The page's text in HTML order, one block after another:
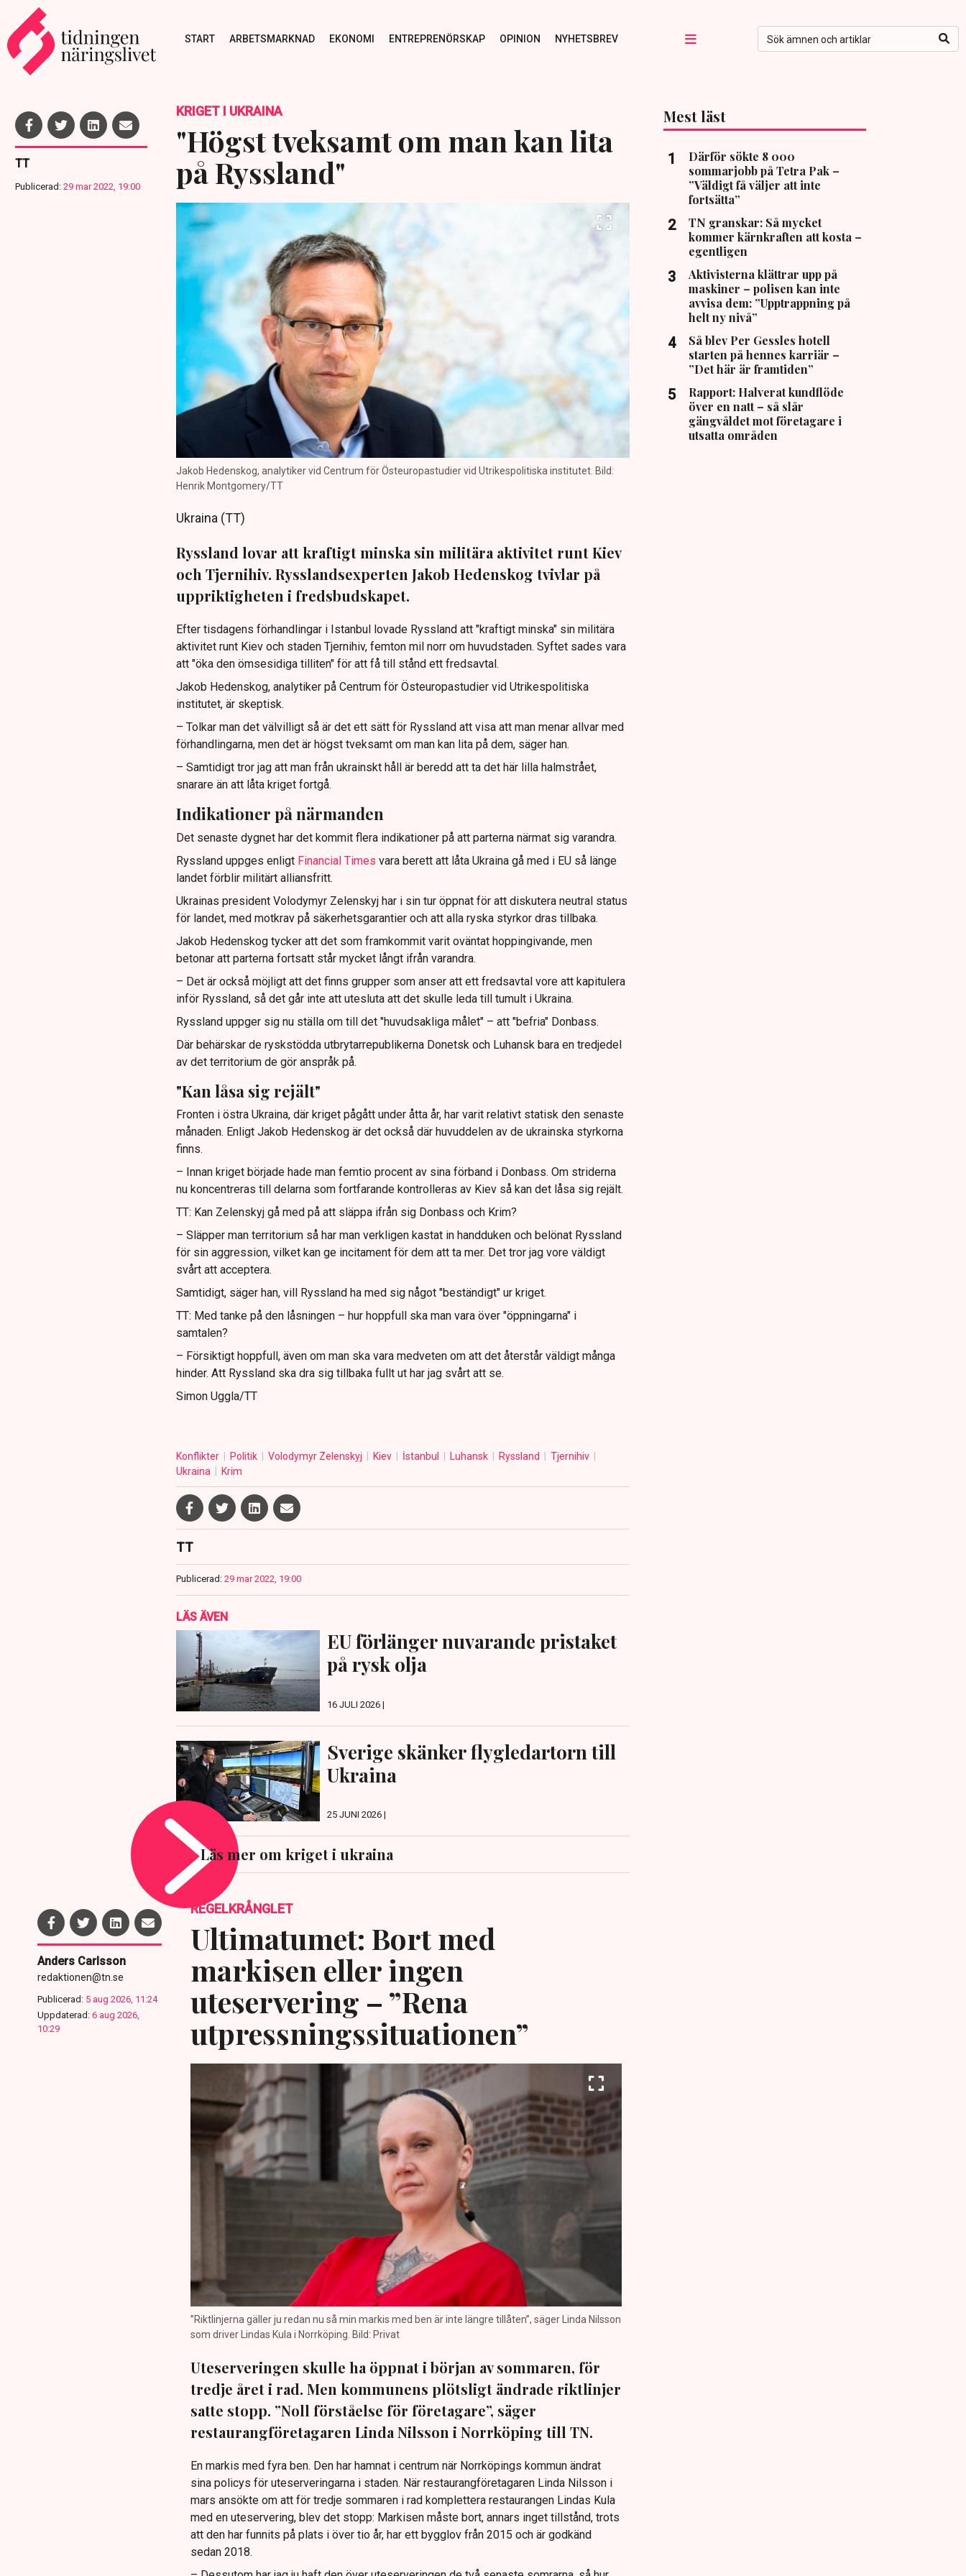
START ARBETSMARKNAD EKONOMI ENTREPRENÖRSKAP OPINION NYHETSBREV
TT
Publicerad: 29 mar 2022, 19:00
KRIGET I UKRAINA
"Högst tveksamt om man kan lita
på Ryssland"
Jakob Hedenskog, analytiker vid Centrum för Östeuropastudier vid Utrikespolitiska institutet. Bild:
Henrik Montgomery/TT
Ukraina (TT)
Ryssland lovar att kraftigt minska sin militära aktivitet runt Kiev
och Tjernihiv. Rysslandsexperten Jakob Hedenskog tvivlar på
uppriktigheten i fredsbudskapet.
Efter tisdagens förhandlingar i Istanbul lovade Ryssland att "kraftigt minska" sin militära
aktivitet runt Kiev och staden Tjernihiv, femton mil norr om huvudstaden. Syftet sades vara
att "öka den ömsesidiga tilliten" för att få till stånd ett fredsavtal.
Jakob Hedenskog, analytiker på Centrum för Östeuropastudier vid Utrikespolitiska
institutet, är skeptisk.
– Tolkar man det välvilligt så är det ett sätt för Ryssland att visa att man menar allvar med
förhandlingarna, men det är högst tveksamt om man kan lita på dem, säger han.
– Samtidigt tror jag att man från ukrainskt håll är beredd att ta det här lilla halmstrået,
snarare än att låta kriget fortgå.
Indikationer på närmanden
Det senaste dygnet har det kommit flera indikationer på att parterna närmat sig varandra.
Ryssland uppges enligt Financial Times vara berett att låta Ukraina gå med i EU så länge
landet förblir militärt alliansfritt.
Ukrainas president Volodymyr Zelenskyj har i sin tur öppnat för att diskutera neutral status
för landet, med motkrav på säkerhetsgarantier och att alla ryska styrkor dras tillbaka.
Jakob Hedenskog tycker att det som framkommit varit oväntat hoppingivande, men
betonar att parterna fortsatt står mycket långt ifrån varandra.
– Det är också möjligt att det finns grupper som anser att ett fredsavtal vore att kapitulera
inför Ryssland, så det går inte att utesluta att det skulle leda till tumult i Ukraina.
Ryssland uppger sig nu ställa om till det "huvudsakliga målet" – att "befria" Donbass.
Där behärskar de ryskstödda utbrytarrepublikerna Donetsk och Luhansk bara en tredjedel
av det territorium de gör anspråk på.
"Kan låsa sig rejält"
Fronten i östra Ukraina, där kriget pågått under åtta år, har varit relativt statisk den senaste
månaden. Enligt Jakob Hedenskog är det också där huvuddelen av de ukrainska styrkorna
finns.
– Innan kriget började hade man femtio procent av sina förband i Donbass. Om striderna
nu koncentreras till delarna som fortfarande kontrolleras av Kiev så kan det låsa sig rejält.
TT: Kan Zelenskyj gå med på att släppa ifrån sig Donbass och Krim?
– Släpper man territorium så har man verkligen kastat in handduken och belönat Ryssland
för sin aggression, vilket kan ge incitament för dem att ta mer. Det tror jag vore väldigt
svårt att acceptera.
Samtidigt, säger han, vill Ryssland ha med sig något "beständigt" ur kriget.
TT: Med tanke på den låsningen – hur hoppfull ska man vara över "öppningarna" i
samtalen?
– Försiktigt hoppfull, även om man ska vara medveten om att det återstår väldigt många
hinder. Att Ryssland ska dra sig tillbaka fullt ut har jag svårt att se.
Simon Uggla/TT
Konflikter Politik Volodymyr Zelenskyj Kiev İstanbul Luhansk Ryssland
Tjernihiv
Ukraina
Krim
TT
Publicerad: 29 mar 2022, 19:00
LÄS ÄVEN
EU förlänger nuvarande pristaket
på rysk olja
16 JULI 2026 |
Sverige skänker flygledartorn till
Ukraina
25 JUNI 2026 |
Läs mer om kriget i ukraina
Mest läst
Därför sökte 8 000
sommarjobb på Tetra Pak –
”Väldigt få väljer att inte
fortsätta”
TN granskar: Så mycket
kommer kärnkraften att kosta –
egentligen
Aktivisterna klättrar upp på
maskiner – polisen kan inte
avvisa dem: ”Upptrappning på
helt ny nivå”
Så blev Per Gessles hotell
starten på hennes karriär –
”Det här är framtiden”
Rapport: Halverat kundflöde
över en natt – så slår
gängvåldet mot företagare i
utsatta områden
Anders Carlsson
redaktionen@tn.se
Publicerad: 5 aug 2026, 11:24
Uppdaterad: 6 aug 2026,
10:29
REGELKRÅNGLET
Ultimatumet: Bort med
markisen eller ingen
uteservering – ”Rena
utpressningssituationen”
”Riktlinjerna gäller ju redan nu så min markis med ben är inte längre tillåten”, säger Linda Nilsson
som driver Lindas Kula i Norrköping. Bild: Privat
Uteserveringen skulle ha öppnat i början av sommaren, för
tredje året i rad. Men kommunens plötsligt ändrade riktlinjer
satte stopp. ”Noll förståelse för företagare”, säger
restaurangföretagaren Linda Nilsson i Norrköping till TN.
En markis med fyra ben. Den har hamnat i centrum när Norrköpings kommun ändrat
sina policys för uteserveringarna i staden. När restaurangföretagaren Linda Nilsson i
mars ansökte om att för tredje sommaren i rad komplettera restaurangen Lindas Kula
med en uteservering, blev det stopp: Markisen måste bort, annars inget tillstånd, trots
att den har funnits på plats i över tio år, har ett bygglov från 2015 och är godkänd
sedan 2018.